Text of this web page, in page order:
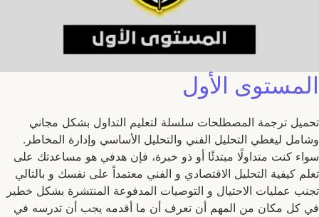
المستوى الأول
تحميل ترجمة المصطلحات سلسلة لتعليم التداول بشكل مجاني
وشامل ليغطي التحليل الفني والتحليل الأساسي وإدارة المخاطر.
سواء كنت متداولًا مبتدئًا أو ذو خبرة، فإن هدفي هو مساعدتك على
تعلم كيفية التحليل الاقتصادي و الفني معتمداً على نفسك و بالتالي
تجنب عمليات الاحتيال و التوصيات المدفوعة المنتشرة بشكل خطير
في كل مكان من المهم أن تعرف أن ما أقدمه يجب أن تدرسه في